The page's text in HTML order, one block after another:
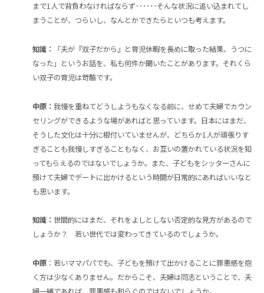
まで1人で背負わなければならず･･････そんな状況に追い込まれてし
まうことが、つらいし、なんとかできたらといつも考えます。
知識：
「夫が『双子だから』と育児休暇を長めに取った結果、うつに
なった」というお話を、私も何件か聞いたことがあります。それくら
い双子の育児は苛酷です。
中原： 我慢を重ねてどうしようもなくなる前に、せめて夫婦でカウン
セリングができるような場があればと思っています。日本にはまだ、
そうした文化は十分に根付いていませんが、どちらか1人が頑張りす
ぎることも我慢しすぎることもなく、お互いの置かれている状況を知
ってもらえるのではないでしょうか。また、子どもをシッターさんに
預けて夫婦でデートに出かけるという時間が日常的にあればいいなと
も思います。
知識： 世間的にはまだ、それをよしとしない否定的な見方があるので
しょうか？ 若い世代では変わってきているのでしょうか。
中原 ：若いママパパでも、子どもを預けて出かけることに罪悪感を抱
く方は少なくありません。だからこそ、夫婦は同志ということで、夫